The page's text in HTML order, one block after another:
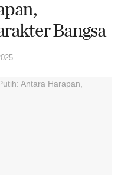
Bangsa